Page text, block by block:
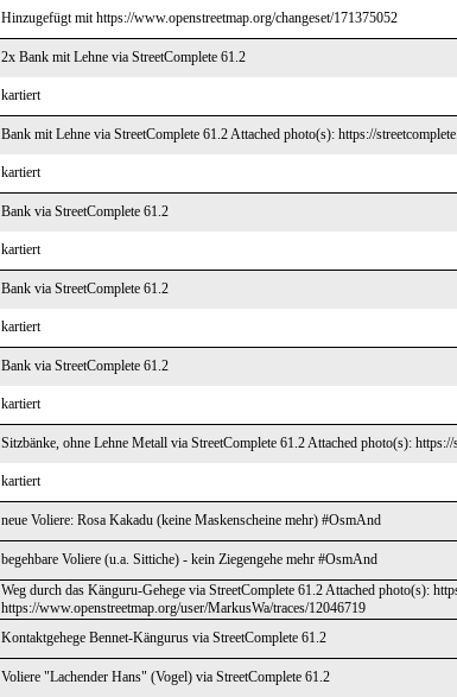
Hinzugefügt mit https://www.openstreetmap.org/changeset/171375052
2x Bank mit Lehne via StreetComplete 61.2
kartiert
Bank mit Lehne via StreetComplete 61.2 Attached photo(s): https://
kartiert
Bank via StreetComplete 61.2
kartiert
Bank via StreetComplete 61.2
kartiert
Bank via StreetComplete 61.2
kartiert
Sitzbänke, ohne Lehne Metall via StreetComplete 61.2 Attached photo(s):
kartiert
neue Voliere: Rosa Kakadu (keine Maskenscheine mehr) #OsmAnd
begehbare Voliere (u.a. Sittiche) - kein Ziegengehe mehr #OsmAnd
Weg durch das Känguru-Gehege via StreetComplete 61.2 Attached photo(s):
https://www.openstreetmap.org/user/MarkusWa/traces/12046719
Kontaktgehege Bennet-Kängurus via StreetComplete 61.2
Voliere "Lachender Hans" (Vogel) via StreetComplete 61.2